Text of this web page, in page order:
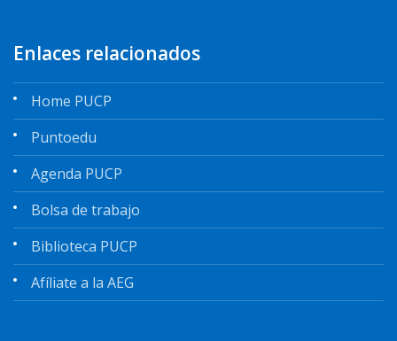
Enlaces relacionados
Home PUCP
Puntoedu
Agenda PUCP
Bolsa de trabajo
Biblioteca PUCP
Afíliate a la AEG